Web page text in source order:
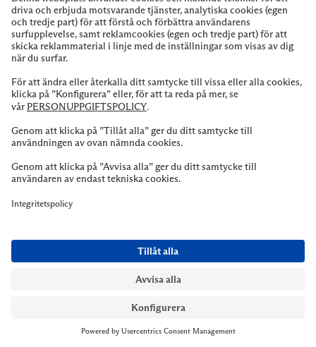
HJÄLP?
Tveka inte på att höra av dig till vår kundservice vid frågor
om sortiment, tjänster eller butik.
Kontakta oss